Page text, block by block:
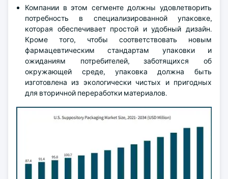
Компании в этом сегменте должны удовлетворить
потребность в специализированной упаковке,
которая обеспечивает простой и удобный дизайн.
Кроме того, чтобы соответствовать новым
фармацевтическим стандартам упаковки и
ожиданиям потребителей, заботящихся об
окружающей среде, упаковка должна быть
изготовлена из экологически чистых и пригодных
для вторичной переработки материалов.